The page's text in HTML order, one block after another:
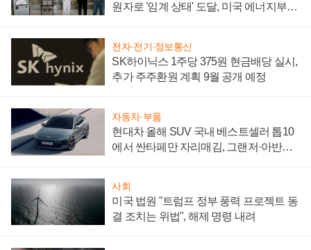
원자로 '임계 상태' 도달, 미국 에너지부
전자·전기·정보통신
SK하이닉스 1주당 375원 현금배당 실시,
추가 주주환원 계획 9월 공개 예정
자동차·부품
현대차 올해 SUV 국내 베스트셀러 톱10
에서 싼타페만 자리매김, 그랜저·아반떼
사회
미국 법원 "트럼프 정부 풍력 프로젝트 동
결 조치는 위법", 해제 명령 내려